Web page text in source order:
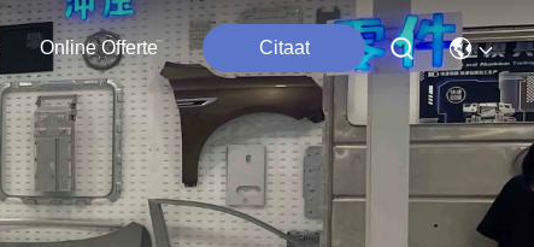
Online Offerte Citaat